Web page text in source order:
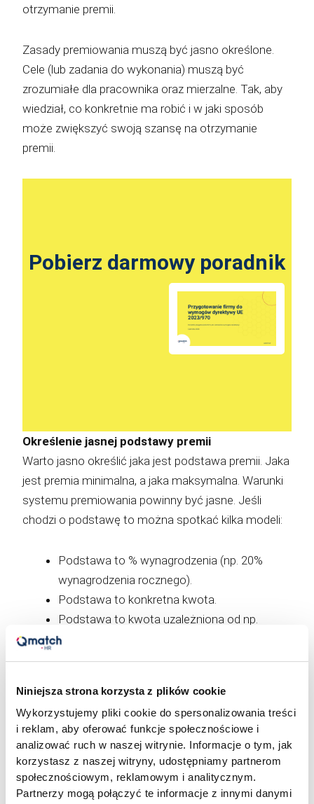
Niniejsza strona korzysta z plików cookie
Wykorzystujemy pliki cookie do spersonalizowania treści
i reklam, aby oferować funkcje społecznościowe i
analizować ruch w naszej witrynie. Informacje o tym, jak
korzystasz z naszej witryny, udostępniamy partnerom
społecznościowym, reklamowym i analitycznym.
Partnerzy mogą połączyć te informacje z innymi danymi
otrzymanie premii.
Zasady premiowania muszą być jasno określone.
Cele (lub zadania do wykonania) muszą być
zrozumiałe dla pracownika oraz mierzalne. Tak, aby
wiedział, co konkretnie ma robić i w jaki sposób
może zwiększyć swoją szansę na otrzymanie
premii.
Pobierz darmowy poradnik
Określenie jasnej podstawy premii
Warto jasno określić jaka jest podstawa premii. Jaka
jest premia minimalna, a jaka maksymalna. Warunki
systemu premiowania powinny być jasne. Jeśli
chodzi o podstawę to można spotkać kilka modeli:
Podstawa to % wynagrodzenia (np. 20%
wynagrodzenia rocznego).
Podstawa to konkretna kwota.
Podstawa to kwota uzależniona od np.
wyniku firmy.
Podstawa to % budżetu premiowego
Dobór podstawy zależy od specyfiki danej firmy czy
zespołu. Zawsze bezpiecznym rozwiązaniem jest
opcja pierwsza. Dobre praktyki sugerują, że nie
powinno być to mniej niż 10% wynagrodzenia.